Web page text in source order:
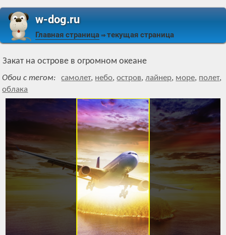
w-dog.ru
Главная страница ⇒ текущая страница
Закат на острове в огромном океане
Обои с тегом: самолет, небо,остров,лайнер, море, полет,
облака